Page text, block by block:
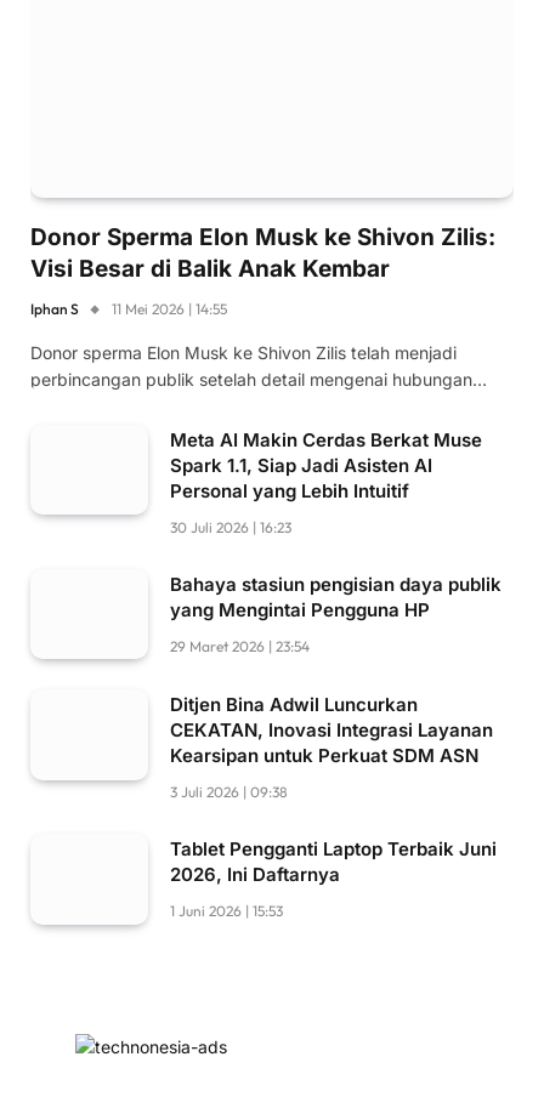
Donor Sperma Elon Musk ke Shivon Zilis:
Visi Besar di Balik Anak Kembar
Iphan S 11 Mei 2026 | 14:55
Donor sperma Elon Musk ke Shivon Zilis telah menjadi
perbincangan publik setelah detail mengenai hubungan…
Meta AI Makin Cerdas Berkat Muse
Spark 1.1, Siap Jadi Asisten AI
Personal yang Lebih Intuitif
30 Juli 2026 | 16:23
Bahaya stasiun pengisian daya publik
yang Mengintai Pengguna HP
29 Maret 2026 | 23:54
Ditjen Bina Adwil Luncurkan
CEKATAN, Inovasi Integrasi Layanan
Kearsipan untuk Perkuat SDM ASN
3 Juli 2026 | 09:38
Tablet Pengganti Laptop Terbaik Juni
2026, Ini Daftarnya
1 Juni 2026 | 15:53